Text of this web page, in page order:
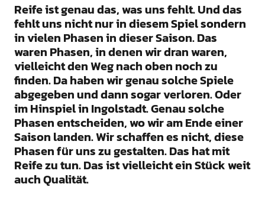
Reife ist genau das, was uns fehlt. Und das
fehlt uns nicht nur in diesem Spiel sondern
in vielen Phasen in dieser Saison. Das
waren Phasen, in denen wir dran waren,
vielleicht den Weg nach oben noch zu
finden. Da haben wir genau solche Spiele
abgegeben und dann sogar verloren. Oder
im Hinspiel in Ingolstadt. Genau solche
Phasen entscheiden, wo wir am Ende einer
Saison landen. Wir schaffen es nicht, diese
Phasen für uns zu gestalten. Das hat mit
Reife zu tun. Das ist vielleicht ein Stück weit
auch Qualität.